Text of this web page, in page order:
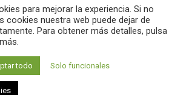
web por Estudio Digital MC Clic
para mejorar la experiencia. Si no
cookies nuestra web puede dejar de
Para obtener más detalles, pulsa
todo Solo funcionales